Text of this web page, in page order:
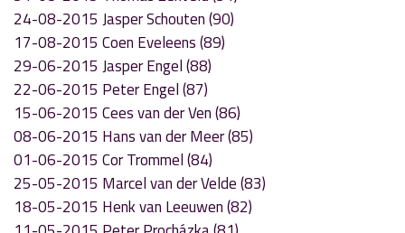
24-08-2015 Jasper Schouten (90)
17-08-2015 Coen Eveleens (89)
29-06-2015 Jasper Engel (88)
22-06-2015 Peter Engel (87)
15-06-2015 Cees van der Ven (86)
08-06-2015 Hans van der Meer (85)
01-06-2015 Cor Trommel (84)
25-05-2015 Marcel van der Velde (83)
18-05-2015 Henk van Leeuwen (82)